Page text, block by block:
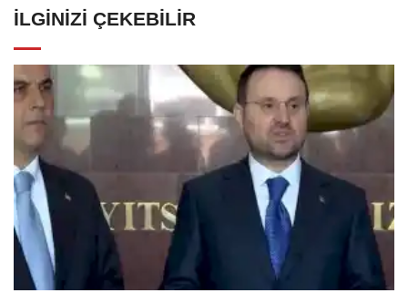
İLGINIZI ÇEKEBILIR